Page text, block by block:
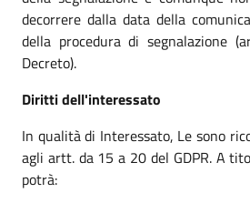
decorrere dalla data della
della procedura di segnalazione
Decreto).
Diritti dell'interessato
In qualità di Interessato, Le sono
agli artt. da 15 a 20 del GDPR. A
potrà: